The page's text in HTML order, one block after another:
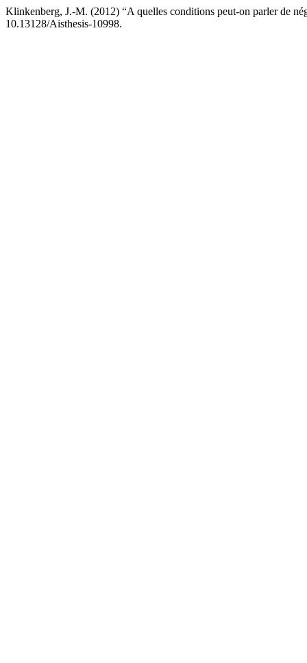
Klinkenberg, J.-M. (2012) “A quelles conditions peut-on parler de
10.13128/Aisthesis-10998.